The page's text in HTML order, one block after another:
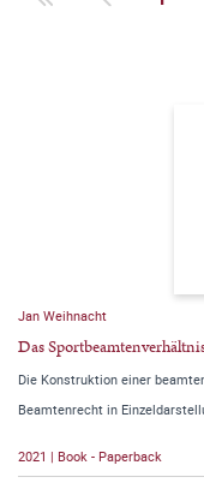
Jan Weihnacht
Das
Die Konstruktion einer
Beamtenrecht in
2021 | Book - Paperback